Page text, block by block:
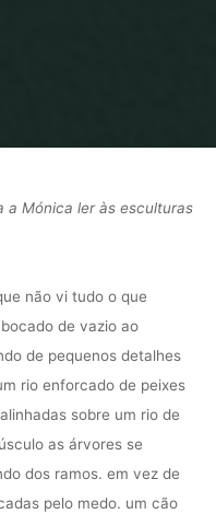
a Mónica ler às esculturas
não vi tudo o que
de vazio ao
de pequenos detalhes
rio enforcado de peixes
sobre um rio de
as árvores se
dos ramos. em vez de
pelo medo. um cão